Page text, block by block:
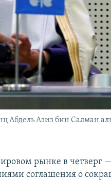
Абдель Азиз бин Салман
рынке в четверг
соглашения о